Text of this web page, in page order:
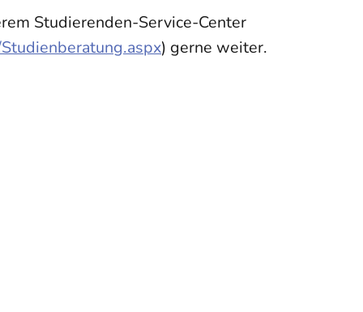
Studierenden-Service-Center
) gerne weiter.